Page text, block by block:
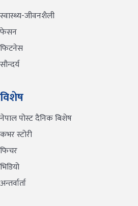
स्वास्थ्य-जीवनशैली
फेसन
फिटनेस
सौन्दर्य
विशेष
नेपाल पोस्ट दैनिक बिशेष
कभर स्टोरी
फिचर
भिडियो
अन्तर्वार्ता